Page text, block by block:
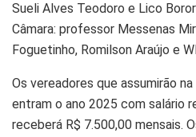
Sueli Alves Teodoro e Lico
Câmara: professor Messenas
Foguetinho, Romilson Araújo e
Os vereadores que assumirão
entram o ano 2025 com salário
receberá R$ 7.500,00 mensais.